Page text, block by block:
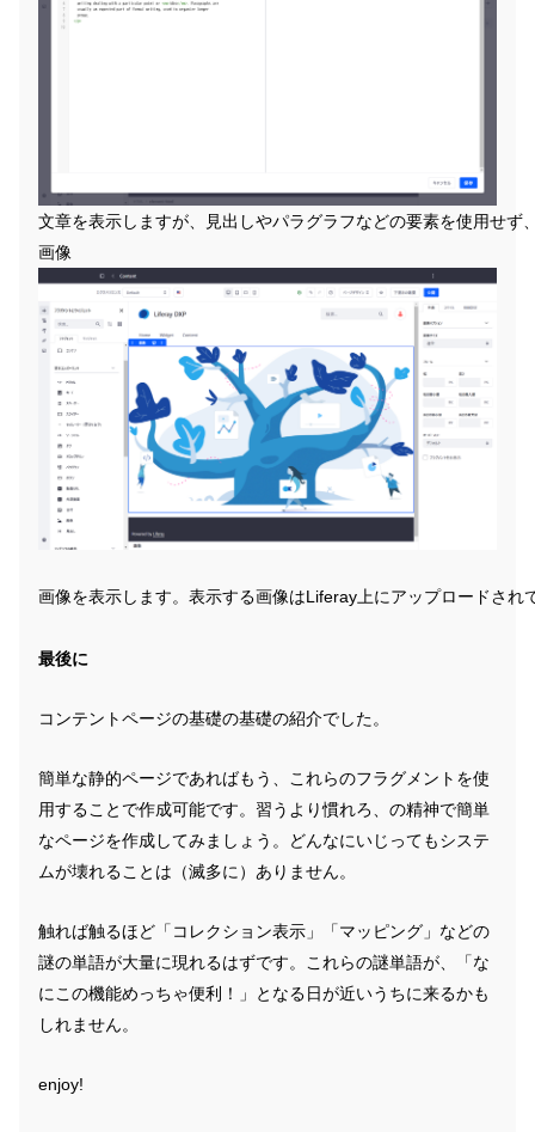
文章を表示しますが、見出しやパラグラフなどの要素を使用せ
画像
画像を表示します。表示する画像はLiferay上にアップロードさ
最後に
コンテントページの基礎の基礎の紹介でした。
簡単な静的ページであればもう、これらのフラグメントを使
用することで作成可能です。習うより慣れろ、の精神で簡単
なページを作成してみましょう。どんなにいじってもシステ
ムが壊れることは（滅多に）ありません。
触れば触るほど「コレクション表示」「マッピング」などの
謎の単語が大量に現れるはずです。これらの謎単語が、「な
にこの機能めっちゃ便利！」となる日が近いうちに来るかも
しれません。
enjoy!